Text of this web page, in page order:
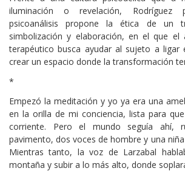
iluminación o revelación, Rodríguez
psicoanálisis propone la ética de un
simbolización y elaboración, en el que el
terapéutico busca ayudar al sujeto a ligar
crear un espacio donde la transformación
*
Empezó la meditación y yo ya era una
en la orilla de mi conciencia, lista para
corriente. Pero el mundo seguía ahí,
pavimento, dos voces de hombre y una
Mientras tanto, la voz de Larzabal
montaña y subir a lo más alto, donde